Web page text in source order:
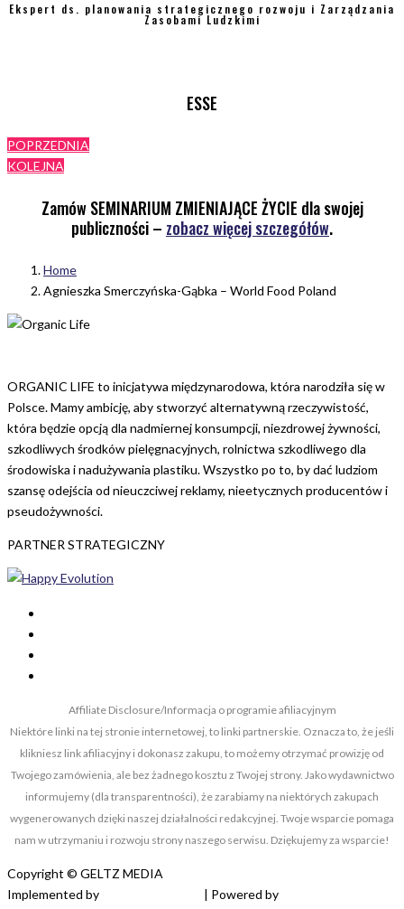
Ekspert ds. planowania strategicznego rozwoju i Zarządzania
Zasobami Ludzkimi
ESSE
POPRZEDNIA
KOLEJNA
Zamów SEMINARIUM ZMIENIAJĄCE ŻYCIE dla swojej
publiczności – zobacz więcej szczegółów.
Home
Agnieszka Smerczyńska-Gąbka – World Food Poland
ORGANIC LIFE to inicjatywa międzynarodowa, która narodziła się w
Polsce. Mamy ambicję, aby stworzyć alternatywną rzeczywistość,
która będzie opcją dla nadmiernej konsumpcji, niezdrowej żywności,
szkodliwych środków pielęgnacyjnych, rolnictwa szkodliwego dla
środowiska i nadużywania plastiku. Wszystko po to, by dać ludziom
szansę odejścia od nieuczciwej reklamy, nieetycznych producentów i
pseudożywności.
PARTNER STRATEGICZNY
Affiliate Disclosure/Informacja o programie afiliacyjnym
Niektóre linki na tej stronie internetowej, to linki partnerskie. Oznacza to, że jeśli
klikniesz link afiliacyjny i dokonasz zakupu, to możemy otrzymać prowizję od
Twojego zamówienia, ale bez żadnego kosztu z Twojej strony. Jako wydawnictwo
informujemy (dla transparentności), że zarabiamy na niektórych zakupach
wygenerowanych dzięki naszej działalności redakcyjnej. Twoje wsparcie pomaga
nam w utrzymaniu i rozwoju strony naszego serwisu. Dziękujemy za wsparcie!
Copyright © GELTZ MEDIA
Implemented by
| Powered by